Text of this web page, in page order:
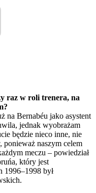
raz w roli trenera, na
na Bernabéu jako asystent
jednak wyobrażam
będzie nieco inne, nie
ponieważ naszym celem
meczu – powiedział
który jest
1996–1998 był